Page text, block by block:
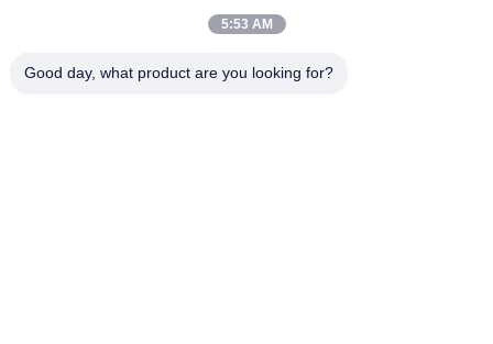
Perekat Leleh Panas yang Dapat Disembuhkan UV Bebas
5:53 AM
Good day, what product are you looking for?